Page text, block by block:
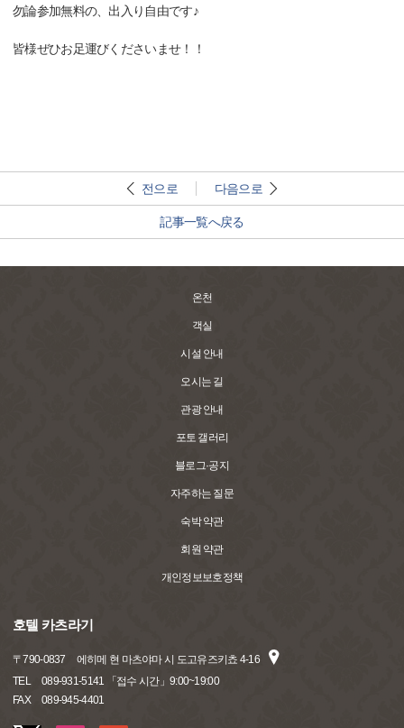
勿論参加無料の、出入り自由です♪
皆様ぜひお足運びくださいませ！！
전으로 다음으로
記事一覧へ戻る
온천
객실
시설 안내
오시는 길
관광 안내
포토 갤러리
블로그·공지
자주하는 질문
숙박 약관
회원 약관
개인정보보호정책
호텔 카츠라기
〒790-0837
에히메 현 마츠야마 시 도고유즈키쵸 4-16
TEL
089-931-5141 「접수 시간」9:00~19:00
FAX
089-945-4401